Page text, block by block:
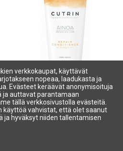
AINOA Restorative
Conditioner 200ml
CUTRIN
55097
verkkokaupat, käyttävät
nopeaa, laadukasta ja
Evästeet keräävät anonymisoituja
ja auttavat parantamaan
tällä verkkosivustolla evästeitä.
käyttöä vahvistat, että olet saanut
ja hyväksyt niiden tallentamisen